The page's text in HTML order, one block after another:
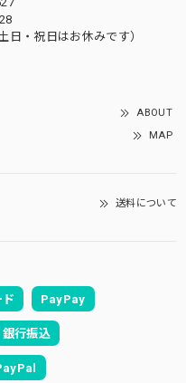
日・祝日はお休みです）
ABOUT
MAP
送料について
PayPay
銀行振込